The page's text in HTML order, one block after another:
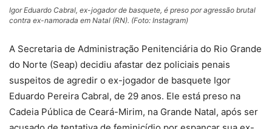
Igor Eduardo Cabral, ex-jogador de basquete, é preso por agressão brutal
contra ex-namorada em Natal (RN). (Foto: Instagram)
A Secretaria de Administração Penitenciária do Rio Grande
do Norte (Seap) decidiu afastar dez policiais penais
suspeitos de agredir o ex-jogador de basquete Igor
Eduardo Pereira Cabral, de 29 anos. Ele está preso na
Cadeia Pública de Ceará-Mirim, na Grande Natal, após ser